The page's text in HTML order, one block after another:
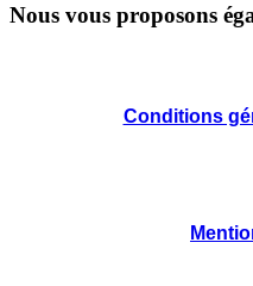
Nous vous proposons
Conditions